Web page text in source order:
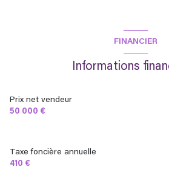
FINANCIER
Informations
Prix net vendeur
50 000 €
Taxe foncière annuelle
410 €